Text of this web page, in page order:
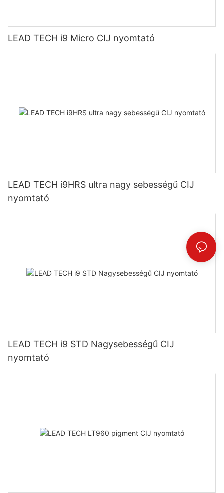
LEAD TECH i9 Micro CIJ nyomtató
LEAD TECH i9HRS ultra nagy sebességű CIJ
nyomtató
LEAD TECH i9 STD Nagysebességű CIJ
nyomtató